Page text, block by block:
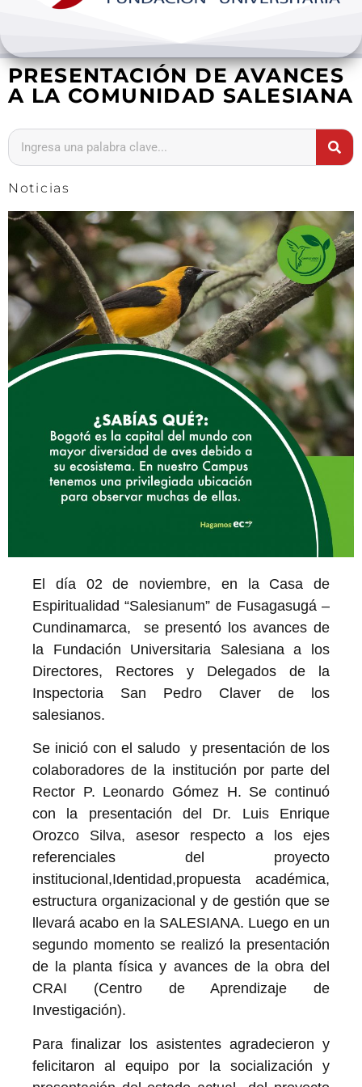
Internacionalización
Extension y desarrollo
PRESENTACIÓN DE AVANCES
A LA COMUNIDAD SALESIANA
Noticias
El día 02 de noviembre, en la Casa de
Espiritualidad “Salesianum” de Fusagasugá –
Cundinamarca, se presentó los avances de
la Fundación Universitaria Salesiana a los
Directores, Rectores y Delegados de la
Inspectoria San Pedro Claver de los
salesianos.
Se inició con el saludo y presentación de los
colaboradores de la institución por parte del
Rector P. Leonardo Gómez H. Se continuó
con la presentación del Dr. Luis Enrique
Orozco Silva, asesor respecto a los ejes
referenciales del proyecto
institucional,Identidad,propuesta académica,
estructura organizacional y de gestión que se
llevará acabo en la SALESIANA. Luego en un
segundo momento se realizó la presentación
de la planta física y avances de la obra del
CRAI (Centro de Aprendizaje de
Investigación).
Para finalizar los asistentes agradecieron y
felicitaron al equipo por la socialización y